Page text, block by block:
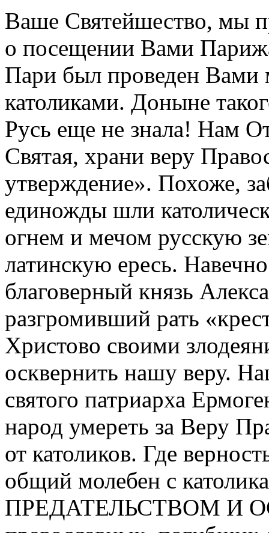
Ваше Святейшество, мы
о посещении Вами
Пари был проведен Вами
католиками. Доныне
Русь еще не знала! Нам
Святая, храни веру
утверждение». Похоже,
единожды шли
огнем и мечом русскую
латинскую ересь.
благоверный князь
разгромивший рать
Христово своими
осквернить нашу веру.
святого патриарха
народ умереть за Веру
от католиков. Где
общий молебен с
ПРЕДАТЕЛЬСТВОМ И